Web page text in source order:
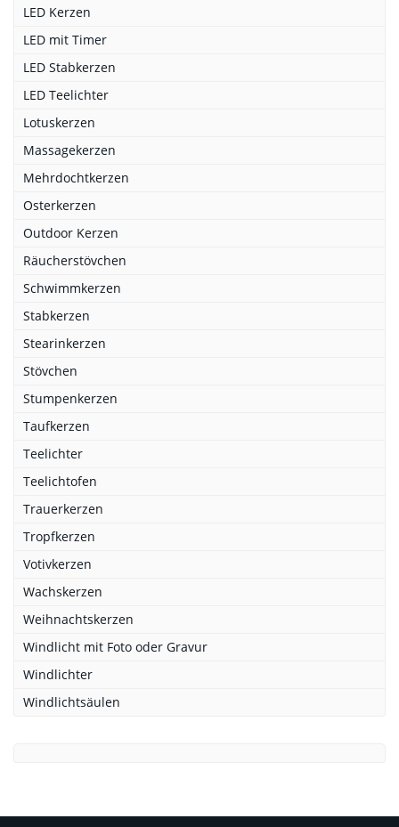
LED Kerzen
LED mit Timer
LED Stabkerzen
LED Teelichter
Lotuskerzen
Massagekerzen
Mehrdochtkerzen
Osterkerzen
Outdoor Kerzen
Räucherstövchen
Schwimmkerzen
Stabkerzen
Stearinkerzen
Stövchen
Stumpenkerzen
Taufkerzen
Teelichter
Teelichtofen
Trauerkerzen
Tropfkerzen
Votivkerzen
Wachskerzen
Weihnachtskerzen
Windlicht mit Foto oder Gravur
Windlichter
Windlichtsäulen